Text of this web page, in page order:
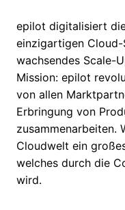
epilot digitalisiert
einzigartigen
wachsendes Scale-
Mission: epilot
von allen
Erbringung von
zusammenarbeiten.
Cloudwelt ein
welches durch die
wird.